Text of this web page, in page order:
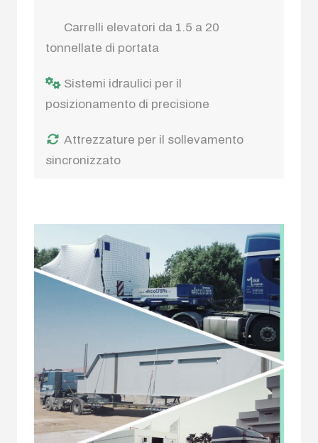
Carrelli elevatori da 1.5 a 20
tonnellate di portata
Sistemi idraulici per il
posizionamento di precisione
Attrezzature per il sollevamento
sincronizzato